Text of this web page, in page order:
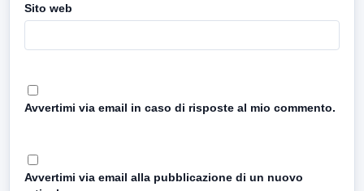
Sito web
Avvertimi via email in caso di risposte al mio commento.
Avvertimi via email alla pubblicazione di un nuovo